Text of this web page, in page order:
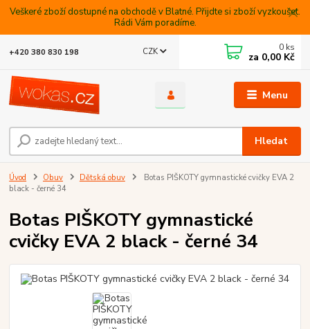
Veškeré zboží dostupné na obchodě v Blatné. Přijdte si zboží vyzkoušet.
Rádi Vám poradíme.
Menu
CZK
Hledat
+420 380 830 198 0 ks
za 0,00 Kč
Úvod Obuv Dětská obuv
Botas PIŠKOTY gymnastické cvičky EVA 2
black - černé 34
Botas PIŠKOTY gymnastické
cvičky EVA 2 black - černé 34